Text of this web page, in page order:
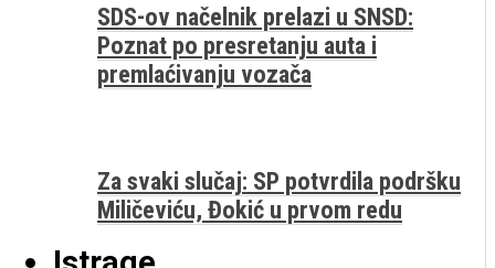
SDS-ov načelnik prelazi u SNSD:
Poznat po presretanju auta i
premlaćivanju vozača
Za svaki slučaj: SP potvrdila podršku
Miličeviću, Đokić u prvom redu